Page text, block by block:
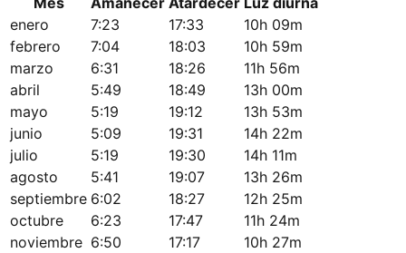
enero
7:23 17:33
10h 09m
febrero
7:04 18:03
10h 59m
marzo
6:31 18:26
11h 56m
abril
5:49 18:49
13h 00m
mayo
5:19 19:12
13h 53m
junio
5:09 19:31
14h 22m
julio
5:19 19:30
14h 11m
agosto
5:41 19:07
13h 26m
septiembre 6:02 18:27
12h 25m
octubre
6:23 17:47
11h 24m
noviembre 6:50 17:17
10h 27m